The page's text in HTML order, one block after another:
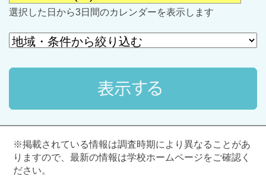
選択した日から3日間のカレンダーを表示します
※掲載されている情報は調査時期により異なることがあ
りますので、最新の情報は学校ホームページをご確認く
ださい。